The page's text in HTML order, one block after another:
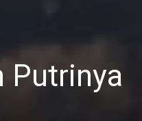
Putrinya